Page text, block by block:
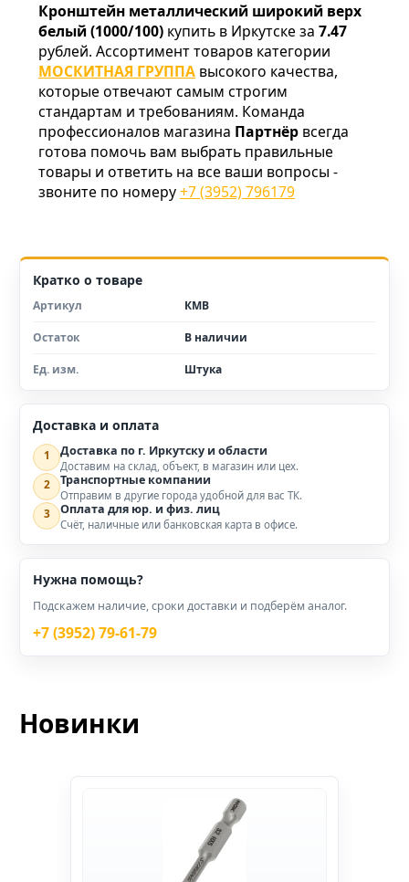
Кронштейн металлический широкий верх
белый (1000/100) купить в Иркутске за 7.47
рублей. Ассортимент товаров категории
МОСКИТНАЯ ГРУППА высокого качества,
которые отвечают самым строгим
стандартам и требованиям. Команда
профессионалов магазина Партнёр всегда
готова помочь вам выбрать правильные
товары и ответить на все ваши вопросы -
звоните по номеру+7 (3952) 796179
Кратко о товаре
Артикул КМВ
Остаток В наличии
Ед. изм. Штука
Доставка и оплата
1 Доставка по г. Иркутску и области
Доставим на склад, объект, в магазин или цех.
2 Транспортные компании
Отправим в другие города удобной для вас ТК.
3 Оплата для юр. и физ. лиц
Счёт, наличные или банковская карта в офисе.
Нужна помощь?
Подскажем наличие, сроки доставки и подберём аналог.
+7 (3952) 79-61-79
Новинки